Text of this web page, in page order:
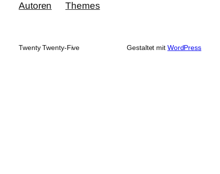
Autoren
Themes
Twenty Twenty-Five Gestaltet mit WordPress